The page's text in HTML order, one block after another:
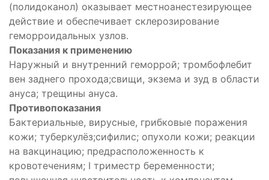
(полидоканол) оказывает местноанестезирующее
действие и обеспечивает склерозирование
геморроидальных узлов.
Показания к применению
Наружный и внутренний геморрой; тромбофлебит
вен заднего прохода;свищи, экзема и зуд в области
ануса; трещины ануса.
Противопоказания
Бактериальные, вирусные, грибковые поражения
кожи; туберкулёз;сифилис; опухоли кожи; реакции
на вакцинацию; предрасположенность к
кровотечениям; I триместр беременности;